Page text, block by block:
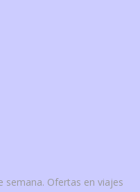
semana. Ofertas en viajes